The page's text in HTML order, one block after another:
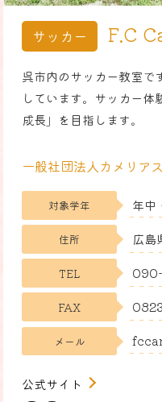
サッカー F.C
呉市内のサッカー教室で
しています。サッカー体
成長」を目指します。
一般社団法人カメリア
対象学年 年中
住所 広島
TEL
FAX
メール
公式サイト